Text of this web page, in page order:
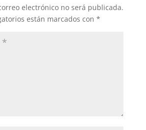
electrónico no será publicada.
están marcados con *